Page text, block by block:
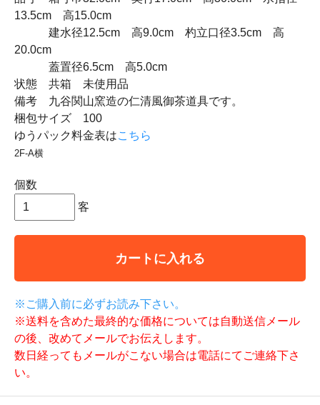
13.5cm 高15.0cm
建水径12.5cm 高9.0cm 杓立口径3.5cm 高
20.0cm
蓋置径6.5cm 高5.0cm
状態 共箱 未使用品
備考 九谷関山窯造の仁清風御茶道具です。
梱包サイズ 100
ゆうパック料金表はこちら
2F-A横
個数
客
カートに入れる
※ご購入前に必ずお読み下さい。
※送料を含めた最終的な価格については自動送信メール
の後、改めてメールでお伝えします。
数日経ってもメールがこない場合は電話にてご連絡下さ
い。